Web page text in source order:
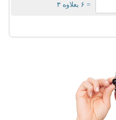
= ۶ بعلاوه ۳